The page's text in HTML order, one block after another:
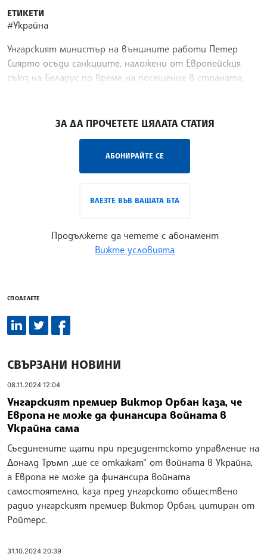
ЕТИКЕТИ
#Украйна
Унгарският министър на външните работи Петер
Сиярто осъди санкциите, наложени от Европейския
съюз на Беларус по време на посещение в страната,
ЗА ДА ПРОЧЕТЕТЕ ЦЯЛАТА СТАТИЯ
АБОНИРАЙТЕ СЕ
ВЛЕЗТЕ ВЪВ ВАШАТА БТА
Продължете да четете с абонамент
Вижте условията
СПОДЕЛЕТЕ
СВЪРЗАНИ НОВИНИ
08.11.2024 12:04
Унгарският премиер Виктор Орбан каза, че
Европа не може да финансира войната в
Украйна сама
Съединените щати при президентското управление на
Доналд Тръмп „ще се откажат“ от войната в Украйна,
а Европа не може да финансира войната
самостоятелно, каза пред унгарското обществено
радио унгарският премиер Виктор Орбан, цитиран от
Ройтерс.
31.10.2024 20:39